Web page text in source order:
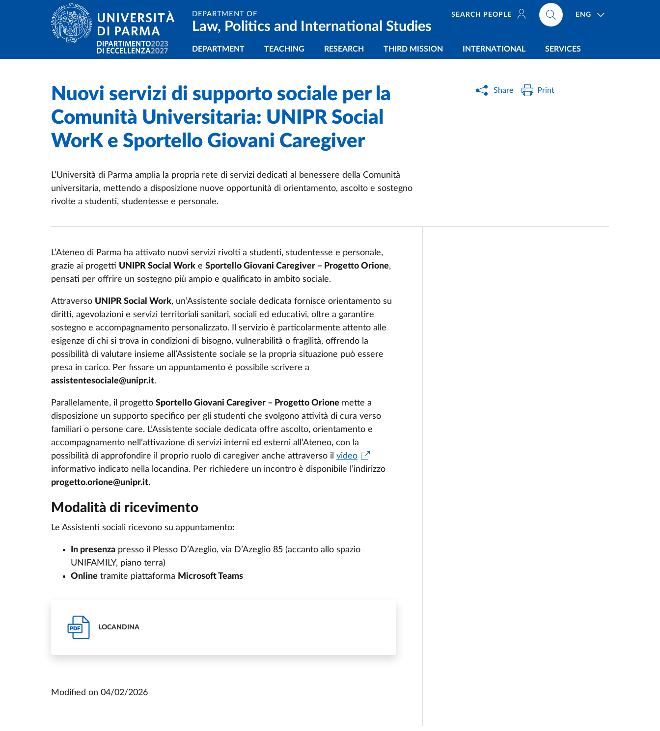
Skip to main content
Skip to footer DEPARTMENT OF
Law, Politics and International Studies
SEARCH PEOPLE ENG
Navigazione principale
DEPARTMENT TEACHING RESEARCH THIRD MISSION INTERNATIONAL SERVICES
Home
/
Nuovi servizi di supporto sociale per la
Comunità Universitaria: UNIPR Social
WorK e Sportello Giovani Caregiver
L’Università di Parma amplia la propria rete di servizi dedicati al benessere della Comunità
universitaria, mettendo a disposizione nuove opportunità di orientamento, ascolto e sostegno
rivolte a studenti, studentesse e personale.
Share Print
L’Ateneo di Parma ha attivato nuovi servizi rivolti a studenti, studentesse e personale,
grazie ai progetti UNIPR Social Work eSportello Giovani Caregiver – Progetto Orione,
pensati per offrire un sostegno più ampio e qualificato in ambito sociale.
Attraverso UNIPR Social Work, un’Assistente sociale dedicata fornisce orientamento su
diritti, agevolazioni e servizi territoriali sanitari, sociali ed educativi, oltre a garantire
sostegno e accompagnamento personalizzato. Il servizio è particolarmente attento alle
esigenze di chi si trova in condizioni di bisogno, vulnerabilità o fragilità, offrendo la
possibilità di valutare insieme all’Assistente sociale se la propria situazione può essere
presa in carico. Per fissare un appuntamento è possibile scrivere a
assistentesociale@unipr.it.
Parallelamente, il progettoSportello Giovani Caregiver – Progetto Orione mette a
disposizione un supporto specifico per gli studenti che svolgono attività di cura verso
familiari o persone care. L’Assistente sociale dedicata offre ascolto, orientamento e
accompagnamento nell’attivazione di servizi interni ed esterni all’Ateneo, con la
possibilità di approfondire il proprio ruolo di caregiver anche attraverso ilvideo
informativo indicato nella locandina. Per richiedere un incontro è disponibile l’indirizzo
progetto.orione@unipr.it.
Modalità di ricevimento
Le Assistenti sociali ricevono su appuntamento:
In presenza presso il Plesso D’Azeglio, via D’Azeglio 85 (accanto allo spazio
UNIFAMILY, piano terra)
Online tramite piattaforma Microsoft Teams
PDF LOCANDINA
Modified on04/02/2026